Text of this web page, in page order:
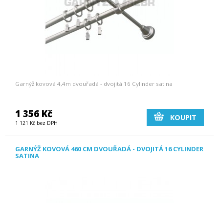
Garnýž kovová 4,4m dvouřadá - dvojitá 16 Cylinder satina
1 356 Kč
1 121 Kč bez DPH
KOUPIT
GARNÝŽ KOVOVÁ 460 CM DVOUŘADÁ - DVOJITÁ 16 CYLINDER
SATINA